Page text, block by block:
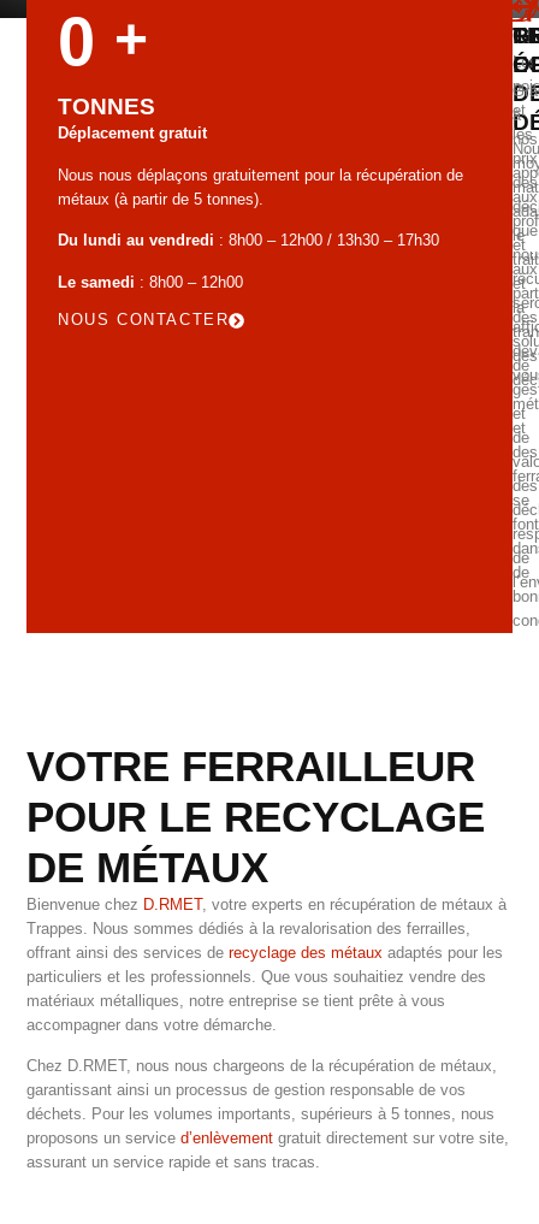
aux
et
aux
des
de
et
de
des
de
Les
et
les
prix
des
que
à
nos
le
et
la
des
et
des
se
font
de
0 +
TONNES
Déplacement gratuit
Nous nous déplaçons gratuitement pour la récupération de
métaux (à partir de 5 tonnes).
Du lundi au vendredi : 8h00 – 12h00 / 13h30 – 17h30
Le samedi : 8h00 – 12h00
NOUS CONTACTER
VOTRE FERRAILLEUR
POUR LE RECYCLAGE
DE MÉTAUX
Bienvenue chez D.RMET, votre experts en récupération de métaux à
Trappes. Nous sommes dédiés à la revalorisation des ferrailles,
offrant ainsi des services derecyclage des métaux adaptés pour les
particuliers et les professionnels. Que vous souhaitiez vendre des
matériaux métalliques, notre entreprise se tient prête à vous
accompagner dans votre démarche.
Chez D.RMET, nous nous chargeons de la récupération de métaux,
garantissant ainsi un processus de gestion responsable de vos
déchets. Pour les volumes importants, supérieurs à 5 tonnes, nous
proposons un serviced’enlèvement gratuit directement sur votre site,
assurant un service rapide et sans tracas.